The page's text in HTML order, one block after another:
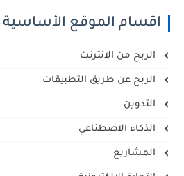
اقسام الموقع الأساسية
الربح من الانترنت
الربح عن طريق التطبيقات
التدوين
الذكاء الاصطناعي
المشاريع